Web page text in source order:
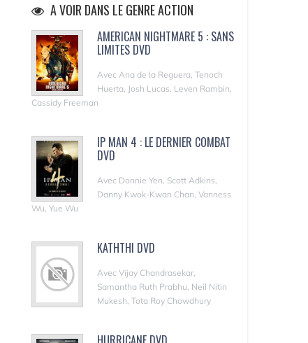
A VOIR DANS LE GENRE ACTION
AMERICAN NIGHTMARE 5 : SANS
LIMITES DVD
Avec Ana de la Reguera, Tenoch
Huerta, Josh Lucas, Leven Rambin,
Cassidy Freeman
IP MAN 4 : LE DERNIER COMBAT
DVD
Avec Donnie Yen, Scott Adkins,
Danny Kwok-Kwan Chan, Vanness
Wu, Yue Wu
KATHTHI DVD
Avec Vijay Chandrasekar,
Samantha Ruth Prabhu, Neil Nitin
Mukesh, Tota Roy Chowdhury